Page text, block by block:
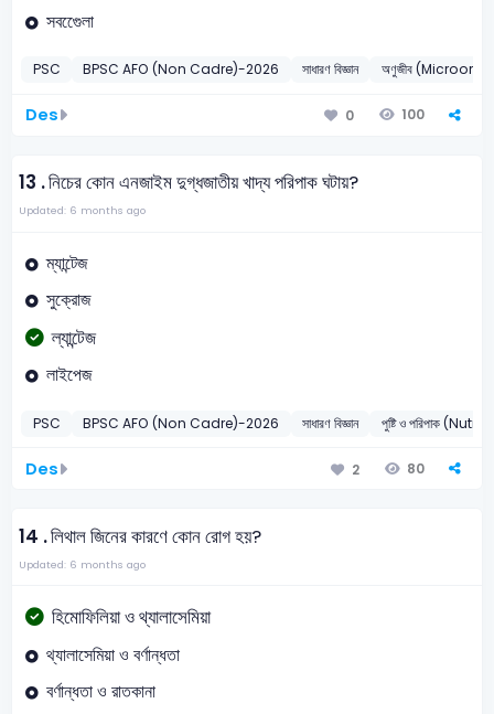
সবগুেেলা
PSC BPSC AFO (Non Cadre)-2026 সাধারণ বিজ্ঞান অণুজীব
Des 0 100
13 .নিচের কোন এনজাইম দুগ্ধজাতীয় খাদ্য পরিপাক ঘটায়?
Updated: 6 months ago
ম্যান্টেজ
সুক্রোজ
ল্যান্টেজ
লাইপেজ
PSC BPSC AFO (Non Cadre)-2026 সাধারণ বিজ্ঞান পুষ্টি ও পরিপাক
Des 2 80
14 .লিথাল জিনের কারণে কোন রোগ হয়?
Updated: 6 months ago
হিমোফিলিয়া ও থ্যালাসেমিয়া
থ্যালাসেমিয়া ও বর্ণান্ধতা
বর্ণান্ধতা ও রাতকানা